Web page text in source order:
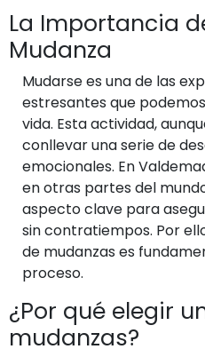
La Importancia
Mudanza
Mudarse es una de las
estresantes que
vida. Esta actividad,
conllevar una serie de
emocionales. En
en otras partes del
aspecto clave para
sin contratiempos. Por
de mudanzas es
proceso.
¿Por qué elegir
mudanzas?